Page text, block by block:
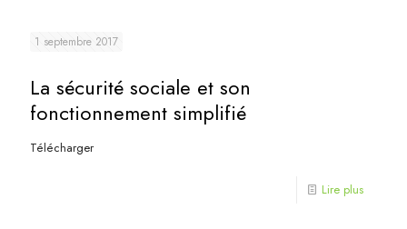
1 septembre 2017
La sécurité sociale et son
fonctionnement simplifié
Télécharger
Lire plus